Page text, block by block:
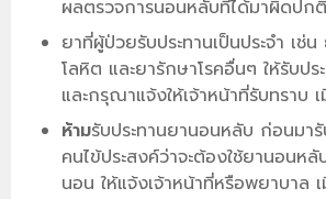
ผลตรวจการนอนหลับที่ได้มาผิดปก
ยาที่ผู้ป่วยรับประทานเป็นประจำ เช่
โลหิต และยารักษาโรคอื่นๆ ให้รับป
และกรุณาแจ้งให้เจ้าหน้าที่รับทราบ
ห้ามรับประทานยานอนหลับ ก่อนมา
คนไข้ประสงค์ว่าจะต้องใช้ยานอนหลั
นอน ให้แจ้งเจ้าหน้าที่หรือพยาบาล